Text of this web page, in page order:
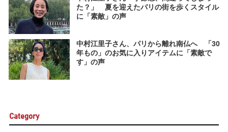
た？」 夏を迎えたパリの街を歩くスタイル
に「素敵」の声
中村江里子さん、パリから離れ南仏へ 「30
年もの」のお気に入りアイテムに「素敵で
す」の声
Category